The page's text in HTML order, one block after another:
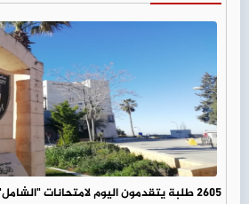
2605 طلبة يتقدمون اليوم لامتحانات "الشامل" النظرية